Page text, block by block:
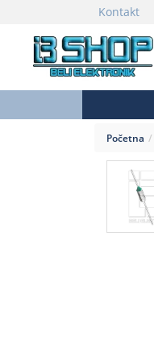
Kontakt
Početna